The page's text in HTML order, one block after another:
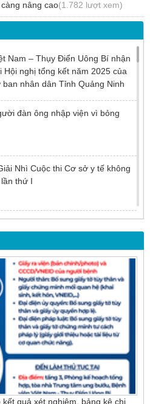
Nam – Thụy Điển Uông Bí nhận
Hội nghị tổng kết năm 2025 của
nhân dân Tỉnh Quảng Ninh
đàn ông nhập viện vì bỏng
Nhì Cuộc thi Cơ sở y tế không
thứ I
ngược dòng – Giải pháp tối ưu
sỏi ống mật chủ
quả xét nghiệm, bảng kê chi
nâng cao(1.782 lượt xem)